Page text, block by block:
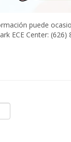
puede
ECE Center: